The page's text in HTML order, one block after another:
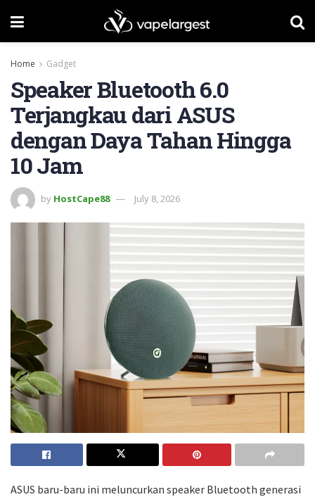
Home Gadget
Speaker Bluetooth 6.0
Terjangkau dari ASUS
dengan Daya Tahan Hingga
10 Jam
by HostCape88 July 8, 2026
ASUS baru-baru ini meluncurkan speaker Bluetooth generasi